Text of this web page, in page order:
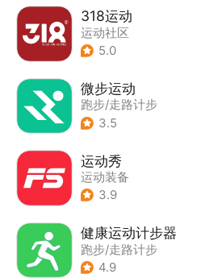
318运动
运动社区
5.0
微步运动
跑步/走路计步
3.5
运动秀
运动装备
3.9
健康运动计步器
跑步/走路计步
4.9